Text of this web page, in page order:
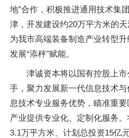
地”合作，积极推进通用技术集
津，开发建设约20万平方米的天
为我市高端装备制造产业转型
发展“添秤”赋能。
津诚资本将以国有控股上市
手，聚力发展新一代信息技术
息技术专业服务优势，瞄准重
产业提供专业化、定制化服务
3.1万平方米、计划总投资15亿